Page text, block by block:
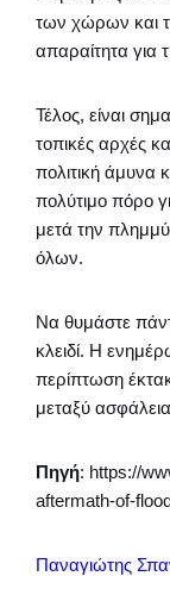
των χώρων και
απαραίτητα για
Τέλος, είναι
τοπικές αρχές
πολιτική άμυνα
πολύτιμο πόρο
μετά την
όλων.
Να θυμάστε
κλειδί. Η
περίπτωση
μεταξύ
Πηγή: https://
aftermath-of-
Παναγιώτης